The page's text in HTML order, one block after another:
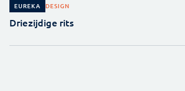
EUREKA DESIGN
Driezijdige rits